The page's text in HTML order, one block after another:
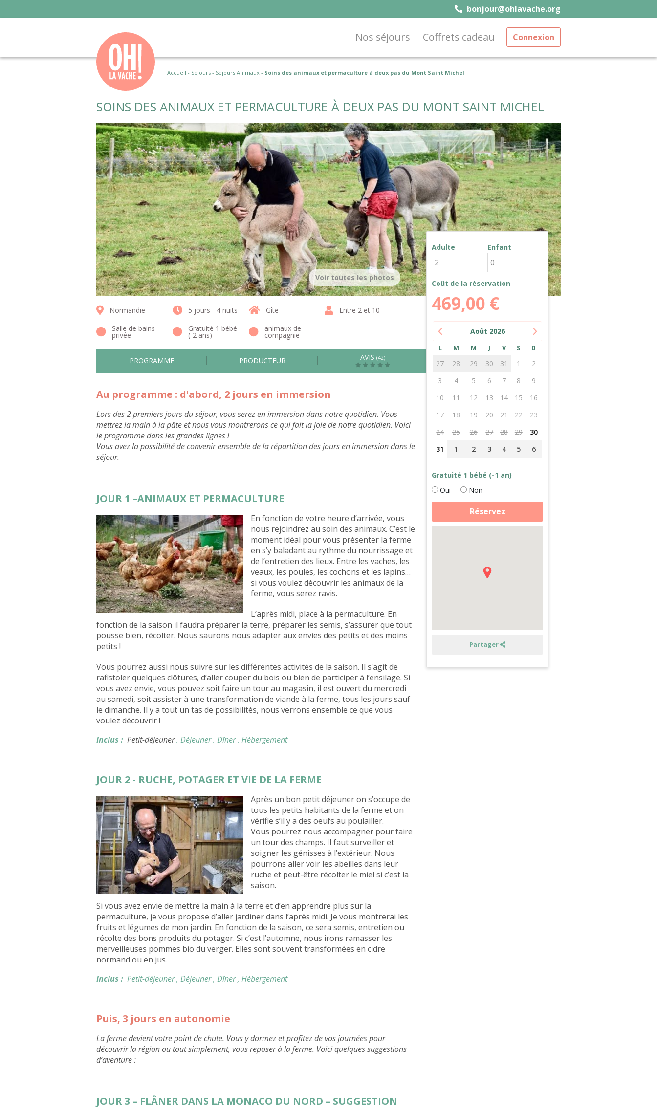
bonjour@ohlavache.org
Nos séjours Coffrets cadeau Connexion
Accueil - Séjours - Sejours Animaux - Soins des animaux et permaculture à deux pas du Mont Saint Michel
SOINS DES ANIMAUX ET PERMACULTURE À DEUX PAS DU MONT SAINT MICHEL
Voir toutes les photos
Normandie 5 jours - 4 nuits Gîte
Entre 2 et 10
Salle de bains
privée
Gratuité 1 bébé
(-2 ans)
animaux de
compagnie
PROGRAMME PRODUCTEUR AVIS(42)
Au programme : d'abord, 2 jours en immersion
Lors des 2 premiers jours du séjour, vous serez en immersion dans notre quotidien. Vous
mettrez la main à la pâte et nous vous montrerons ce qui fait la joie de notre quotidien. Voici
le programme dans les grandes lignes !
Vous avez la possibilité de convenir ensemble de la répartition des jours en immersion dans le
séjour.
JOUR 1 –ANIMAUX ET PERMACULTURE
En fonction de votre heure d’arrivée, vous
nous rejoindrez au soin des animaux. C’est le
moment idéal pour vous présenter la ferme
en s’y baladant au rythme du nourrissage et
de l’entretien des lieux. Entre les vaches, les
veaux, les poules, les cochons et les lapins…
si vous voulez découvrir les animaux de la
ferme, vous serez ravis.
L’après midi, place à la permaculture. En
fonction de la saison il faudra préparer la terre, préparer les semis, s’assurer que tout
pousse bien, récolter. Nous saurons nous adapter aux envies des petits et des moins
petits !
Vous pourrez aussi nous suivre sur les différentes activités de la saison. Il s’agit de
rafistoler quelques clôtures, d’aller couper du bois ou bien de participer à l’ensilage. Si
vous avez envie, vous pouvez soit faire un tour au magasin, il est ouvert du mercredi
au samedi, soit assister à une transformation de viande à la ferme, tous les jours sauf
le dimanche. Il y a tout un tas de possibilités, nous verrons ensemble ce que vous
voulez découvrir !
Inclus : Petit-déjeuner, Déjeuner, Dîner, Hébergement
JOUR 2 - RUCHE, POTAGER ET VIE DE LA FERME
Après un bon petit déjeuner on s’occupe de
tous les petits habitants de la ferme et on
vérifie s’il y a des oeufs au poulailler.
Vous pourrez nous accompagner pour faire
un tour des champs. Il faut surveiller et
soigner les génisses à l’extérieur. Nous
pourrons aller voir les abeilles dans leur
ruche et peut-être récolter le miel si c’est la
saison.
Si vous avez envie de mettre la main à la terre et d’en apprendre plus sur la
permaculture, je vous propose d’aller jardiner dans l’après midi. Je vous montrerai les
fruits et légumes de mon jardin. En fonction de la saison, ce sera semis, entretien ou
récolte des bons produits du potager. Si c’est l’automne, nous irons ramasser les
merveilleuses pommes bio du verger. Elles sont souvent transformées en cidre
normand ou en jus.
Inclus : Petit-déjeuner, Déjeuner, Dîner, Hébergement
Puis, 3 jours en autonomie
La ferme devient votre point de chute. Vous y dormez et profitez de vos journées pour
découvrir la région ou tout simplement, vous reposer à la ferme. Voici quelques suggestions
d’aventure :
JOUR 3 – FLÂNER DANS LA MONACO DU NORD – SUGGESTION
Adulte Enfant
Coût de la réservation
469,00 €
Août 2026
L M M J V S D
27 28 29 30 31 1
2
3
4 5 6 7 8
9
10
11 12 13 14 15
16
17
18 19 20 21 22
23
24
25 26 27 28 29
30
31
1 2 3 4 5 6
Gratuité 1 bébé (-1 an)
Oui
Non
quantité
des
Réservez
Partager